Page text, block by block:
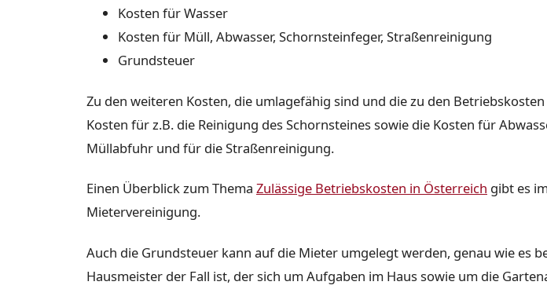
Kosten für Wasser
Kosten für Müll, Abwasser, Schornsteinfeger, Straßenreinigung
Grundsteuer
Zu den weiteren Kosten, die umlagefähig sind und die zu den
Kosten für z.B. die Reinigung des Schornsteines sowie die Kosten für
Müllabfuhr und für die Straßenreinigung.
Einen Überblick zum Thema Zulässige Betriebskosten in Österreich gibt es
Mietervereinigung.
Auch die Grundsteuer kann auf die Mieter umgelegt werden, genau wie es
Hausmeister der Fall ist, der sich um Aufgaben im Haus sowie um die